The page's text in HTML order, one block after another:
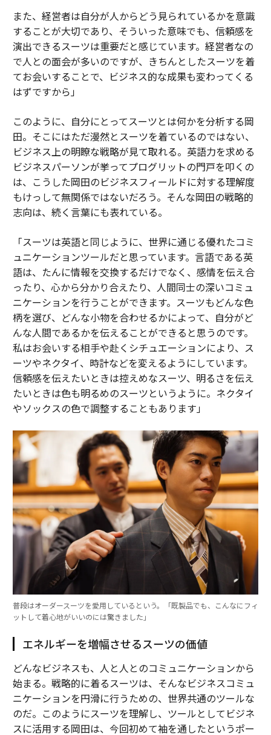
また、経営者は自分が人からどう見られているかを意識
することが大切であり、そういった意味でも、信頼感を
演出できるスーツは重要だと感じています。経営者なの
で人との面会が多いのですが、きちんとしたスーツを着
てお会いすることで、ビジネス的な成果も変わってくる
はずですから」
このように、自分にとってスーツとは何かを分析する岡
田。そこにはただ漫然とスーツを着ているのではない、
ビジネス上の明瞭な戦略が見て取れる。英語力を求める
ビジネスパーソンが挙ってプログリットの門戸を叩くの
は、こうした岡田のビジネスフィールドに対する理解度
もけっして無関係ではないだろう。そんな岡田の戦略的
志向は、続く言葉にも表れている。
「スーツは英語と同じように、世界に通じる優れたコミ
ュニケーションツールだと思っています。言語である英
語は、たんに情報を交換するだけでなく、感情を伝え合
ったり、心から分かり合えたり、人間同士の深いコミュ
ニケーションを行うことができます。スーツもどんな色
柄を選び、どんな小物を合わせるかによって、自分がど
んな人間であるかを伝えることができると思うのです。
私はお会いする相手や赴くシチュエーションにより、ス
ーツやネクタイ、時計などを変えるようにしています。
信頼感を伝えたいときは控えめなスーツ、明るさを伝え
たいときは色も明るめのスーツというように。ネクタイ
やソックスの色で調整することもあります」
普段はオーダースーツを愛用しているという。「既製品でも、こんなにフィ
ットして着心地がいいのには驚きました」
エネルギーを増幅させるスーツの価値
どんなビジネスも、人と人とのコミュニケーションから
始まる。戦略的に着るスーツは、そんなビジネスコミュ
ニケーションを円滑に行うための、世界共通のツールな
のだ。このようにスーツを理解し、ツールとしてビジネ
スに活用する岡田は、今回初めて袖を通したというポー